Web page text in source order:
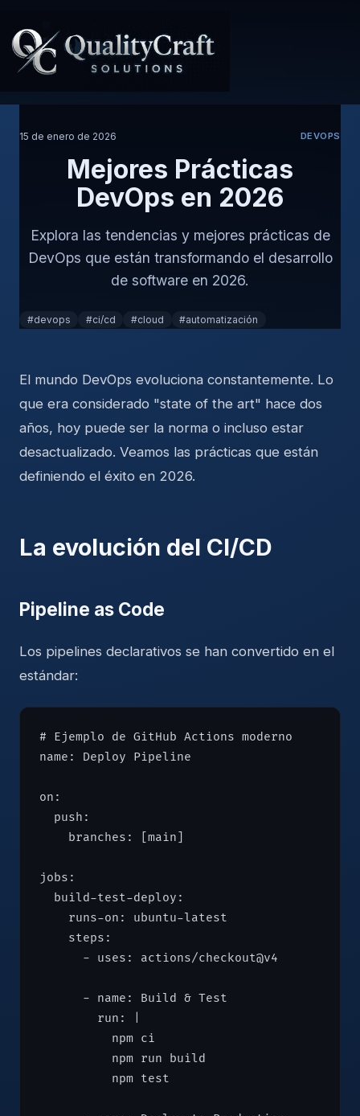
15 de enero de 2026 DEVOPS
Mejores Prácticas
DevOps en 2026
Explora las tendencias y mejores prácticas de
DevOps que están transformando el desarrollo
de software en 2026.
#devops #ci/cd #cloud #automatización
El mundo DevOps evoluciona constantemente. Lo
que era considerado "state of the art" hace dos
años, hoy puede ser la norma o incluso estar
desactualizado. Veamos las prácticas que están
definiendo el éxito en 2026.
La evolución del CI/CD
Pipeline as Code
Los pipelines declarativos se han convertido en el
estándar:
# Ejemplo de GitHub Actions moderno
name: Deploy Pipeline
on:
  push:
    branches: [main]
jobs:
  build-test-deploy:
    runs-on: ubuntu-latest
    steps:
      - uses: actions/checkout@v4
      - name: Build & Test
        run: |
          npm ci
          npm run build
          npm test